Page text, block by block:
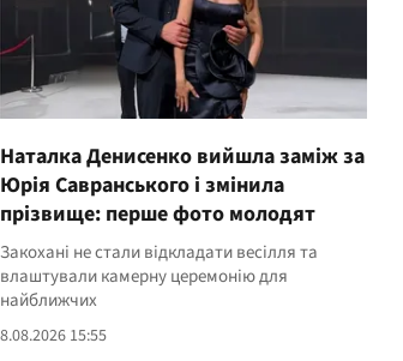
Наталка Денисенко вийшла заміж за
Юрія Савранського і змінила
прізвище: перше фото молодят
Закохані не стали відкладати весілля та
влаштували камерну церемонію для
найближчих
8.08.2026 15:55